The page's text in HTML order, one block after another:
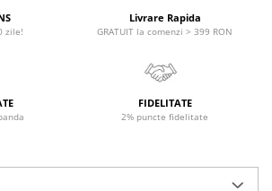
si sisteme
zile!
Livrare Rapida
GRATUIT la comenzi > 399 RON
FIDELITATE
2% puncte fidelitate